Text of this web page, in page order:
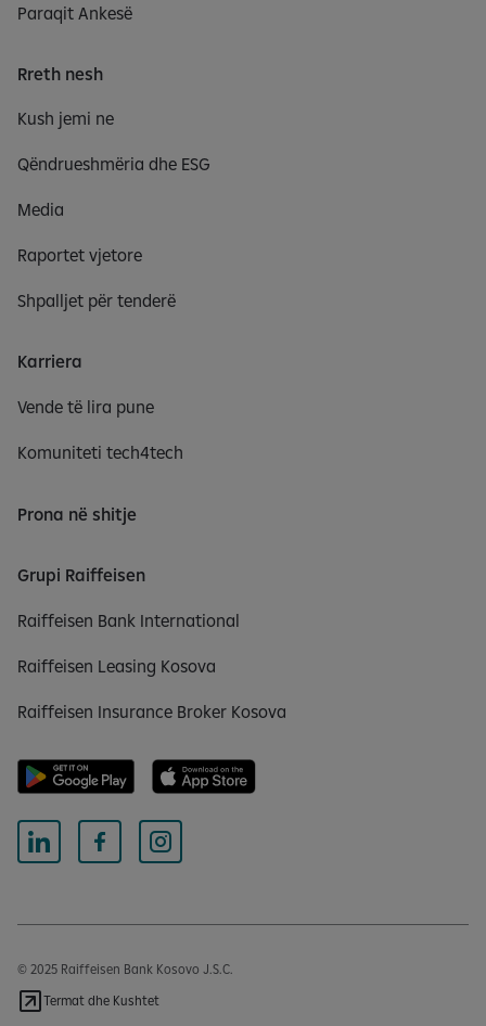
Paraqit Ankesë
Rreth nesh
Kush jemi ne
Qëndrueshmëria dhe ESG
Media
Raportet vjetore
Shpalljet për tenderë
Karriera
Vende të lira pune
Komuniteti tech4tech
Prona në shitje
Grupi Raiffeisen
Raiffeisen Bank International
Raiffeisen Leasing Kosova
Raiffeisen Insurance Broker Kosova
© 2025 Raiffeisen Bank Kosovo J.S.C.
Termat dhe Kushtet